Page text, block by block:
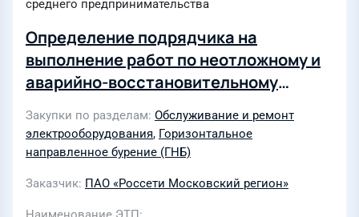
среднего предпринимательства
Определение подрядчика на
выполнение работ по неотложному и
аварийно-восстановительному
ремонту кабельных ЛЭП 0,4-35 кВ с
применением метода ГНБ для нужд
филиала ПАО «Россети Московский
заключения рамочного договора)
Закупки по разделам Обслуживание и ремонт
электрооборудования, Горизонтальное
направленное бурение (ГНБ)
Заказчик ПАО «Россети Московский регион»